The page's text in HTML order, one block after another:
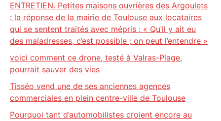
ENTRETIEN. Petites maisons ouvrières des Argoulets
: la réponse de la mairie de Toulouse aux locataires
qui se sentent traités avec mépris : « Qu’il y ait eu
des maladresses, c’est possible ; on peut l’entendre »
voici comment ce drone, testé à Valras-Plage,
pourrait sauver des vies
Tisséo vend une de ses anciennes agences
commerciales en plein centre-ville de Toulouse
Pourquoi tant d’automobilistes croient encore au